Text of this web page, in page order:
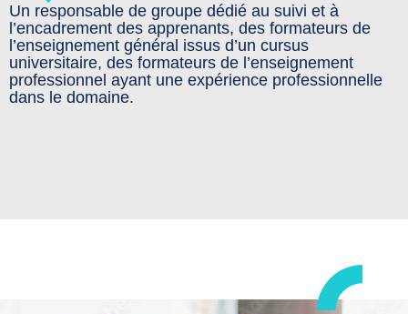
Un responsable de groupe dédié au suivi et à
l’encadrement des apprenants, des formateurs de
l’enseignement général issus d’un cursus
universitaire, des formateurs de l’enseignement
professionnel ayant une expérience professionnelle
dans le domaine.